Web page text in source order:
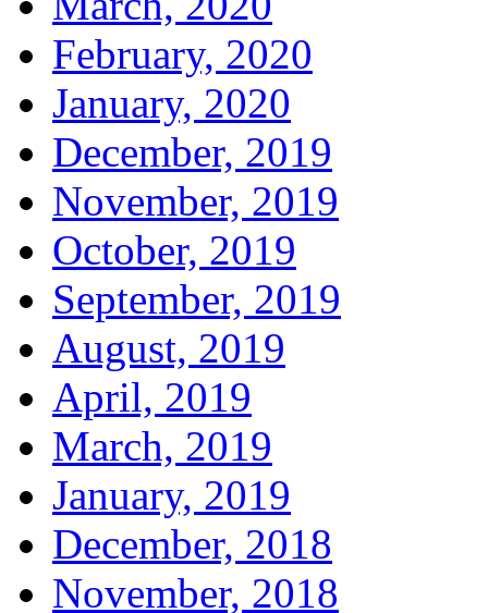
February, 2020
January, 2020
December, 2019
November, 2019
October, 2019
September, 2019
August, 2019
April, 2019
March, 2019
January, 2019
December, 2018
November, 2018